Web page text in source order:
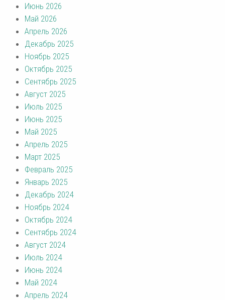
Июнь 2026
Май 2026
Апрель 2026
Декабрь 2025
Ноябрь 2025
Октябрь 2025
Сентябрь 2025
Август 2025
Июль 2025
Июнь 2025
Май 2025
Апрель 2025
Март 2025
Февраль 2025
Январь 2025
Декабрь 2024
Ноябрь 2024
Октябрь 2024
Сентябрь 2024
Август 2024
Июль 2024
Июнь 2024
Май 2024
Апрель 2024